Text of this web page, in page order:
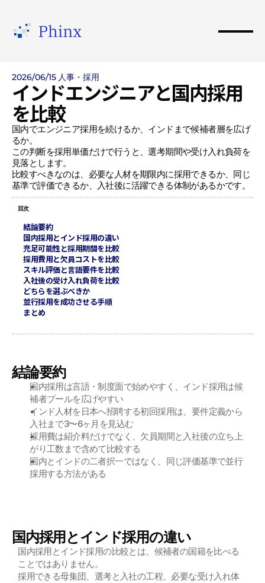
2026/06/15 人事・採用
インドエンジニアと国内採用
を比較
国内でエンジニア採用を続けるか、インドまで候補者層を広げ
るか。
この判断を採用単価だけで行うと、選考期間や受け入れ負荷を
見落とします。
比較すべきなのは、必要な人材を期限内に採用できるか、同じ
基準で評価できるか、入社後に活躍できる体制があるかです。
目次
結論要約
国内採用とインド採用の違い
充足可能性と採用期間を比較
採用費用と欠員コストを比較
スキル評価と言語要件を比較
入社後の受け入れ負荷を比較
どちらを選ぶべきか
並行採用を成功させる手順
まとめ
結論要約
国内採用は言語・制度面で始めやすく、インド採用は候
補者プールを広げやすい
インド人材を日本へ招聘する初回採用は、要件定義から
入社まで3〜6ヶ月を見込む
採用費は紹介料だけでなく、欠員期間と入社後の立ち上
がり工数まで含めて比較する
国内とインドの二者択一ではなく、同じ評価基準で並行
採用する方法がある
国内採用とインド採用の違い
国内採用とインド採用の比較とは、候補者の国籍を比べる
ことではありません。
採用できる母集団、選考と入社の工程、必要な受け入れ体